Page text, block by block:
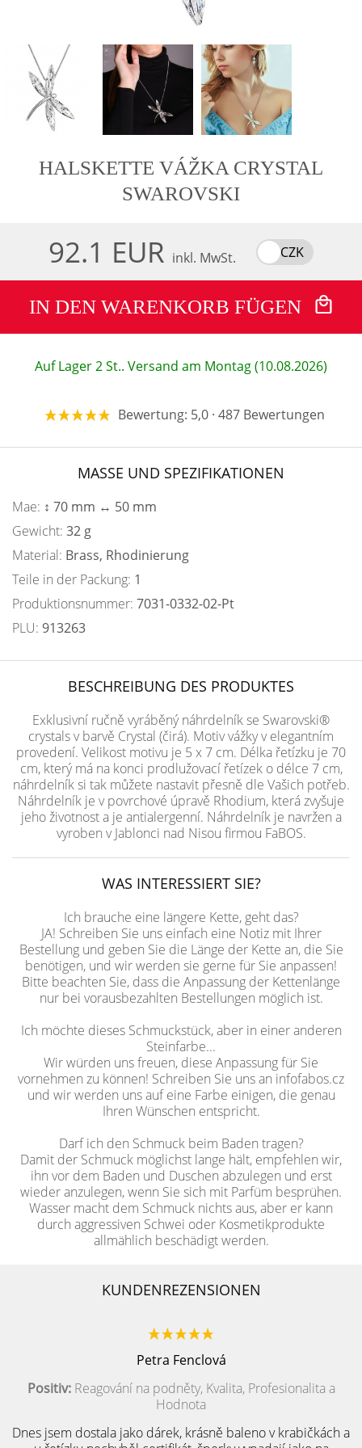
HALSKETTE VÁŽKA CRYSTAL
SWAROVSKI
92.1 EUR inkl. MwSt. CZK
IN DEN WARENKORB FÜGEN
Auf Lager 2 St.. Versand am Montag (10.08.2026)
Bewertung: 5,0 · 487 Bewertungen
MASSE UND SPEZIFIKATIONEN
Mae: ↕ 70 mm ↔ 50 mm
Gewicht: 32 g
Material: Brass, Rhodinierung
Teile in der Packung: 1
Produktionsnummer: 7031-0332-02-Pt
PLU: 913263
BESCHREIBUNG DES PRODUKTES
Exklusivní ručně vyráběný náhrdelník se Swarovski®
crystals v barvě Crystal (čirá). Motiv vážky v elegantním
provedení. Velikost motivu je 5 x 7 cm. Délka řetízku je 70
cm, který má na konci prodlužovací řetízek o délce 7 cm,
náhrdelník si tak můžete nastavit přesně dle Vašich potřeb.
Náhrdelník je v povrchové úpravě Rhodium, která zvyšuje
jeho životnost a je antialergenní. Náhrdelník je navržen a
vyroben v Jablonci nad Nisou firmou FaBOS.
WAS INTERESSIERT SIE?
Ich brauche eine längere Kette, geht das?
JA! Schreiben Sie uns einfach eine Notiz mit Ihrer
Bestellung und geben Sie die Länge der Kette an, die Sie
benötigen, und wir werden sie gerne für Sie anpassen!
Bitte beachten Sie, dass die Anpassung der Kettenlänge
nur bei vorausbezahlten Bestellungen möglich ist.
Ich möchte dieses Schmuckstück, aber in einer anderen
Steinfarbe...
Wir würden uns freuen, diese Anpassung für Sie
vornehmen zu können! Schreiben Sie uns an infofabos.cz
und wir werden uns auf eine Farbe einigen, die genau
Ihren Wünschen entspricht.
Darf ich den Schmuck beim Baden tragen?
Damit der Schmuck möglichst lange hält, empfehlen wir,
ihn vor dem Baden und Duschen abzulegen und erst
wieder anzulegen, wenn Sie sich mit Parfüm besprühen.
Wasser macht dem Schmuck nichts aus, aber er kann
durch aggressiven Schwei oder Kosmetikprodukte
allmählich beschädigt werden.
KUNDENREZENSIONEN
Petra Fenclová
Positiv:Reagování na podněty, Kvalita, Profesionalita a
Hodnota
Dnes jsem dostala jako dárek, krásně baleno v krabičkách a